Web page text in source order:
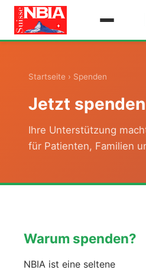
Startseite › Spenden
Jetzt spenden
Ihre Unterstützung
für Patienten, Familien
Warum spenden?
NBIA ist eine seltene